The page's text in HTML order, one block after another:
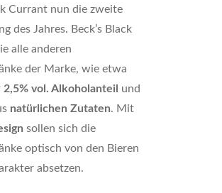
Currant nun die zweite
des Jahres. Beck’s Black
alle anderen
der Marke, wie etwa
2,5% vol. Alkoholanteil
und
natürlichen Zutaten. Mit
sollen sich die
optisch von den Bieren
absetzen.